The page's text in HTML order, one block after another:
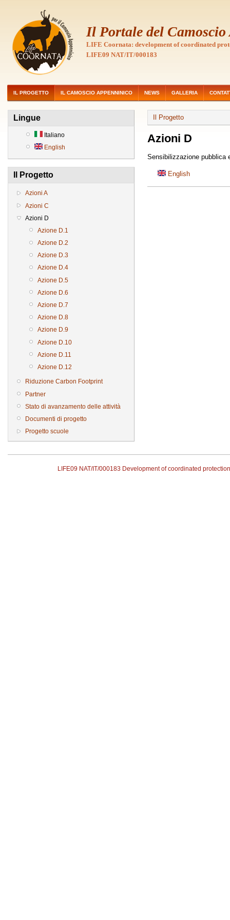
Il Portale del
LIFE Coornata: development of coordinated
LIFE09 NAT/IT/000183
IL PROGETTO IL CAMOSCIO APPENNINICO NEWS GALLERIA
Lingue
Italiano
English
Il Progetto
Azioni A
Azioni C
Azioni D
Azione D.1
Azione D.2
Azione D.3
Azione D.4
Azione D.5
Azione D.6
Azione D.7
Azione D.8
Azione D.9
Azione D.10
Azione D.11
Azione D.12
Riduzione Carbon Footprint
Partner
Stato di avanzamento delle attività
Documenti di progetto
Progetto scuole
Il Progetto
Azioni D
Sensibilizzazione pubblica
English
LIFE09 NAT/IT/000183 Development of coordinated